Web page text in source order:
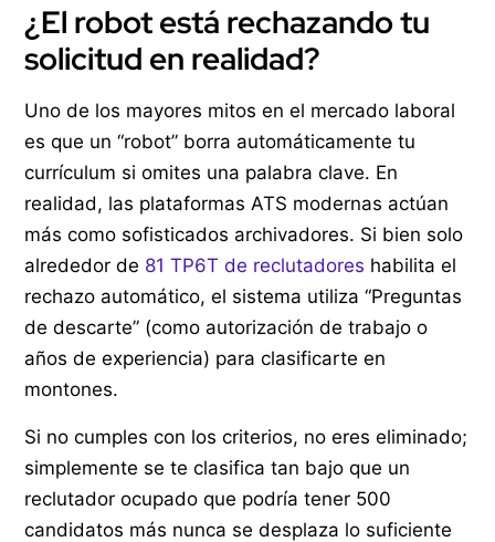
¿El robot está rechazando tu
solicitud en realidad?
Uno de los mayores mitos en el mercado laboral
es que un “robot” borra automáticamente tu
currículum si omites una palabra clave. En
realidad, las plataformas ATS modernas actúan
más como sofisticados archivadores. Si bien solo
alrededor de 81 TP6T de reclutadores habilita el
rechazo automático, el sistema utiliza “Preguntas
de descarte” (como autorización de trabajo o
años de experiencia) para clasificarte en
montones.
Si no cumples con los criterios, no eres eliminado;
simplemente se te clasifica tan bajo que un
reclutador ocupado que podría tener 500
candidatos más nunca se desplaza lo suficiente